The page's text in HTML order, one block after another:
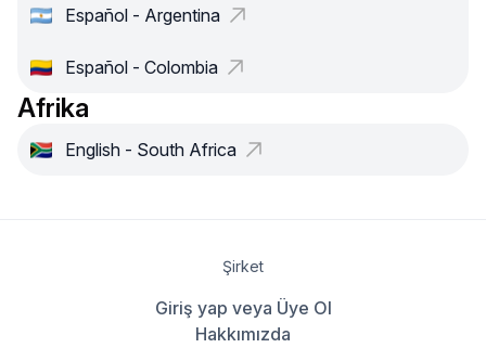
Español - Argentina
Español - Colombia
Afrika
English - South Africa
Şirket
Giriş yap veya Üye Ol
Hakkımızda